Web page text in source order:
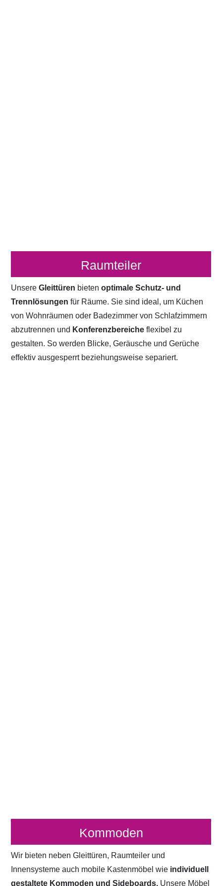
Raumteiler
UnsereGleittüren bietenoptimale Schutz- und
Trennlösungen für Räume. Sie sind ideal, um Küchen
von Wohnräumen oder Badezimmer von Schlafzimmern
abzutrennen und Konferenzbereicheflexibel zu
gestalten. So werden Blicke, Geräusche und Gerüche
effektiv ausgesperrt beziehungsweise separiert.
Kommoden
Wir bieten neben Gleittüren, Raumteiler und
Innensysteme auch mobile Kastenmöbel wie individuell
gestaltete Kommoden und Sideboards. Unsere Möbel